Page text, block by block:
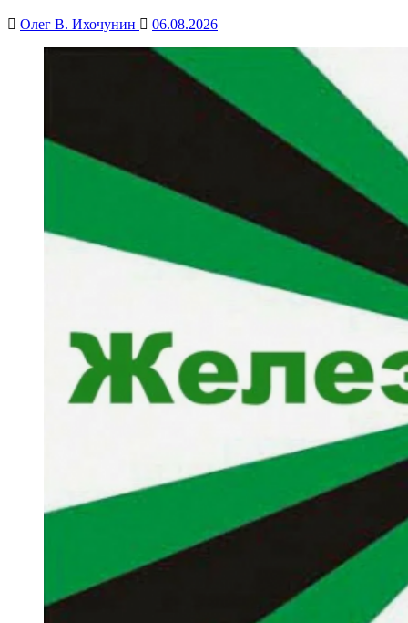
Олег В. Ихочунин 06.08.2026